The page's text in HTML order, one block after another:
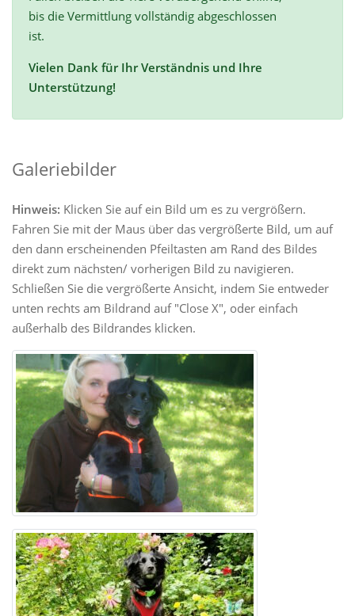
bis die Vermittlung vollständig abgeschlossen
ist.
Vielen Dank für Ihr Verständnis und Ihre
Unterstützung!
Galeriebilder
Hinweis: Klicken Sie auf ein Bild um es zu vergrößern.
Fahren Sie mit der Maus über das vergrößerte Bild, um auf
den dann erscheinenden Pfeiltasten am Rand des Bildes
direkt zum nächsten/ vorherigen Bild zu navigieren.
Schließen Sie die vergrößerte Ansicht, indem Sie entweder
unten rechts am Bildrand auf "Close X", oder einfach
außerhalb des Bildrandes klicken.